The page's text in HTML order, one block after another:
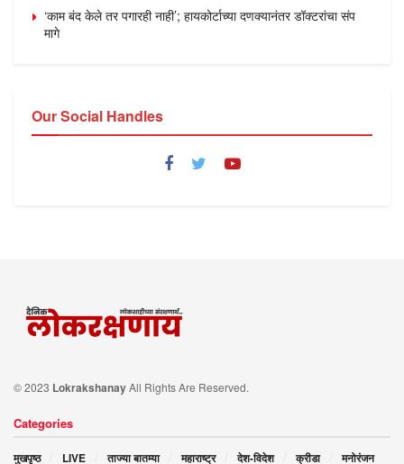
‘काम बंद केले तर पगारही नाही’; हायकोर्टाच्या दणक्यानंतर डॉक्टरांचा संप
मागे
Our Social Handles
© 2023 LokrakshanayAll Rights Are Reserved.
Categories
मुखपृष्ठ LIVE ताज्या बातम्या महाराष्ट्र देश-विदेश क्रीडा मनोरंजन